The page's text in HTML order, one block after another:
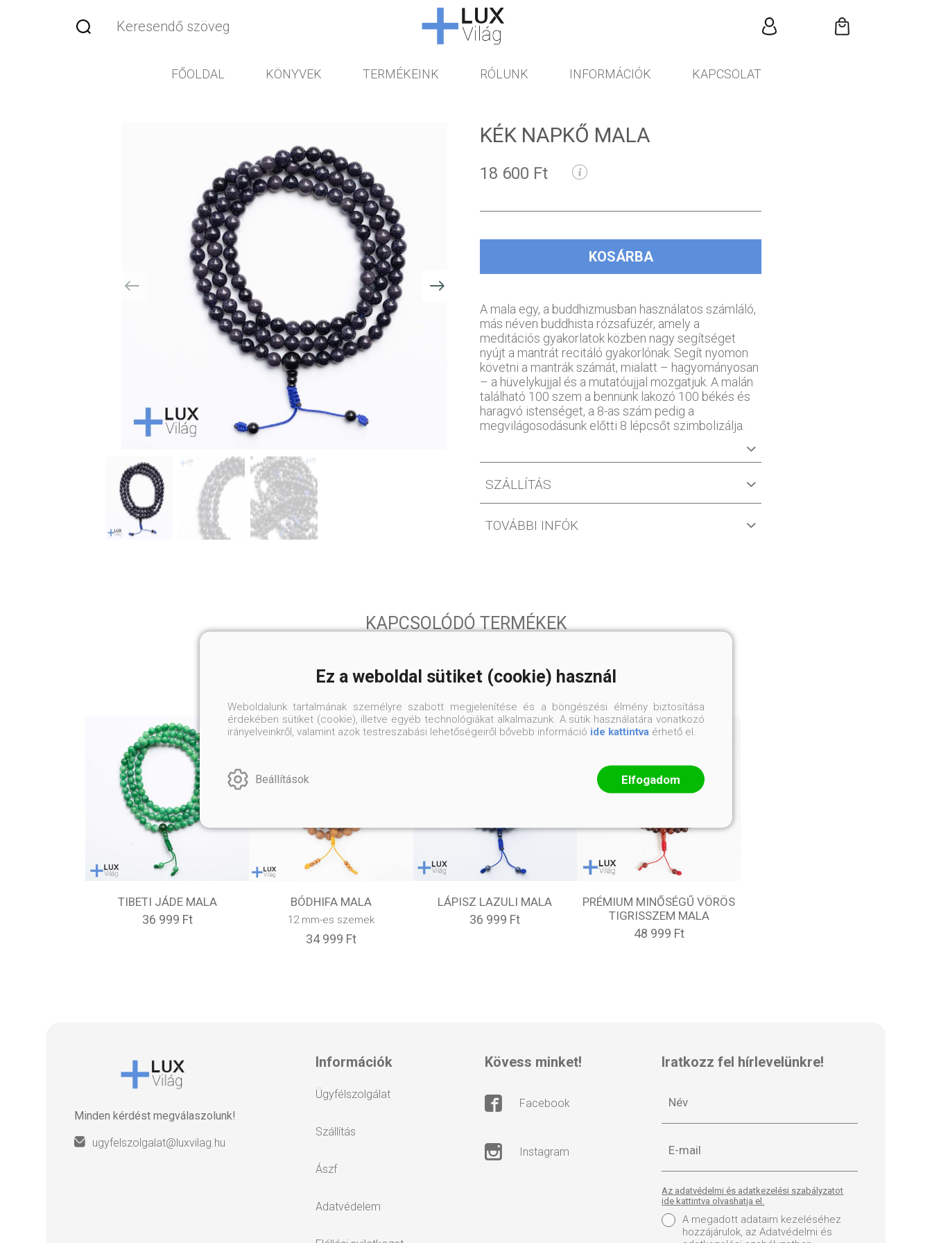
FŐOLDAL KÖNYVEK TERMÉKEINK RÓLUNK INFORMÁCIÓK KAPCSOLAT
KÉK NAPKŐ MALA
18 600 Ft
KOSÁRBA
A mala egy, a buddhizmusban használatos számláló,
más néven buddhista rózsafüzér, amely a
meditációs gyakorlatok közben nagy segítséget
nyújt a mantrát recitáló gyakorlónak. Segít nyomon
követni a mantrák számát, mialatt – hagyományosan
– a hüvelykujjal és a mutatóujjal mozgatjuk. A malán
található 100 szem a bennünk lakozó 100 békés és
haragvó istenséget, a 8-as szám pedig a
megvilágosodásunk előtti 8 lépcsőt szimbolizálja.
SZÁLLÍTÁS
TOVÁBBI INFÓK
KAPCSOLÓDÓ TERMÉKEK
TIBETI JÁDE MALA
36 999 Ft
BÓDHIFA MALA
12 mm-es szemek
34 999 Ft
LÁPISZ LAZULI MALA
36 999 Ft
PRÉMIUM MINŐSÉGŰ VÖRÖS
TIGRISSZEM MALA
48 999 Ft
Minden kérdést megválaszolunk!
ugyfelszolgalat@luxvilag.hu
információk
ügyfélszolgálat
szállítás
ászf
adatvédelem
kövess minket!
facebook
instagram
Iratkozz fel hírlevelünkre!
Az adatvédelmi és adatkezelési szabályzatot
ide kattintva olvashatja el.
A megadott adataim kezeléséhez
hozzájárulok, az Adatvédelmi és
Ez a weboldal sütiket (cookie) használ
Weboldalunk tartalmának személyre szabott megjelenítése és a böngészési élmény biztosítása
érdekében sütiket (cookie), illetve egyéb technológiákat alkalmazunk. A sütik használatára vonatkozó
irányelveinkről, valamint azok testreszabási lehetőségeiről bővebb információ ide kattintva érhető el.
Beállítások Elfogadom